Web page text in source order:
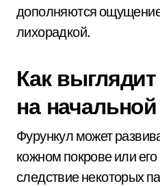
дополняются
лихорадкой.
Как
на
Фурункул может
кожном покрове или
следствие некоторых